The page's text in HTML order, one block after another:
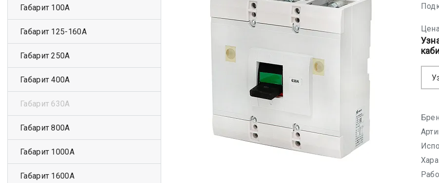
Габарит 100А
Габарит 125-160А
Габарит 250А
Габарит 400А
Габарит 630А
Габарит 800А
Габарит 1000А
Габарит 1600А